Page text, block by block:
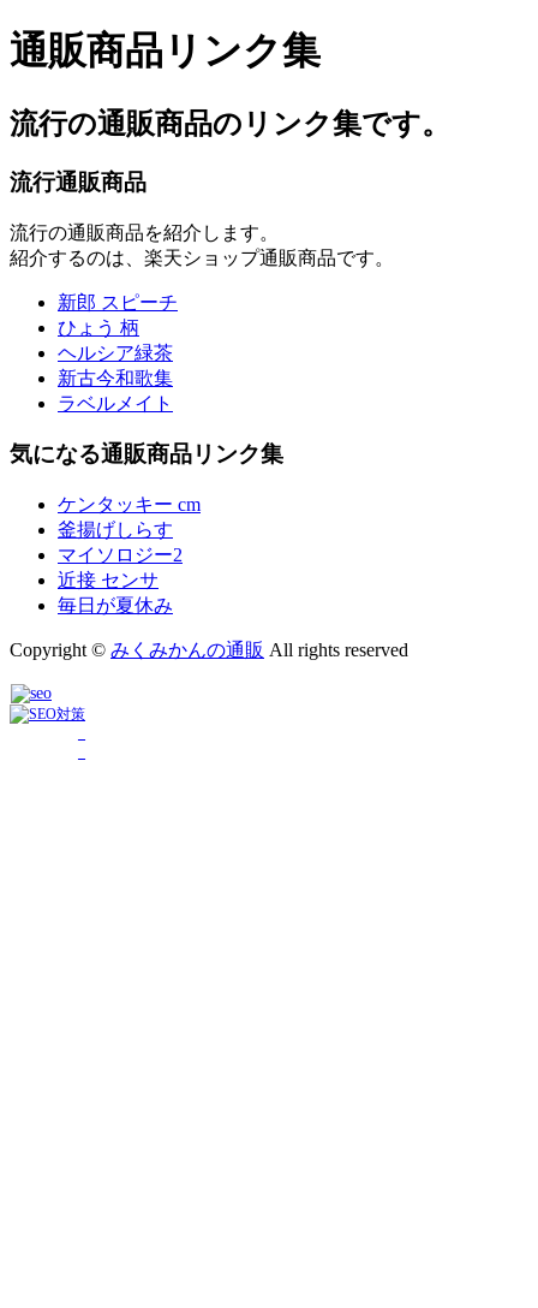
通販商品リンク集
流行の通販商品のリンク集です。
流行通販商品
流行の通販商品を紹介します。
紹介するのは、楽天ショップ通販商品です。
新郎 スピーチ
ひょう 柄
ヘルシア緑茶
新古今和歌集
ラベルメイト
気になる通販商品リンク集
ケンタッキー cm
釜揚げしらす
マイソロジー2
近接 センサ
毎日が夏休み
Copyright © みくみかんの通販 All rights reserved